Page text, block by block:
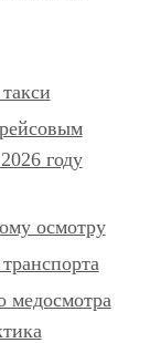
году
осмотру
медосмотра